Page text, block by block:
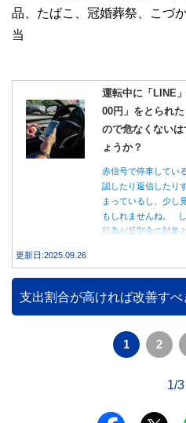
品、たばこ、冠婚葬祭、こづ
当
運転中に「LINE
00円」をとられ
ので危なくない
ょうか？
赤信号で停車してい
認したり返信したり
まっているし、少し
もしれませんね。
行為が反則金の対象
更新日:2025.09.26
支出割合が高ければ改善す
1 2
1/3